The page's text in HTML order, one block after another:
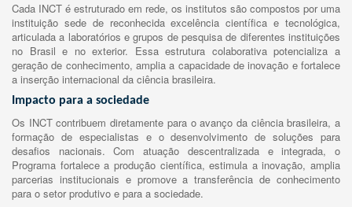
Cada INCT é estruturado em rede, os institutos são compostos por uma
instituição sede de reconhecida excelência científica e tecnológica,
articulada a laboratórios e grupos de pesquisa de diferentes instituições
no Brasil e no exterior. Essa estrutura colaborativa potencializa a
geração de conhecimento, amplia a capacidade de inovação e fortalece
a inserção internacional da ciência brasileira.
Impacto para a sociedade
Os INCT contribuem diretamente para o avanço da ciência brasileira, a
formação de especialistas e o desenvolvimento de soluções para
desafios nacionais. Com atuação descentralizada e integrada, o
Programa fortalece a produção científica, estimula a inovação, amplia
parcerias institucionais e promove a transferência de conhecimento
para o setor produtivo e para a sociedade.